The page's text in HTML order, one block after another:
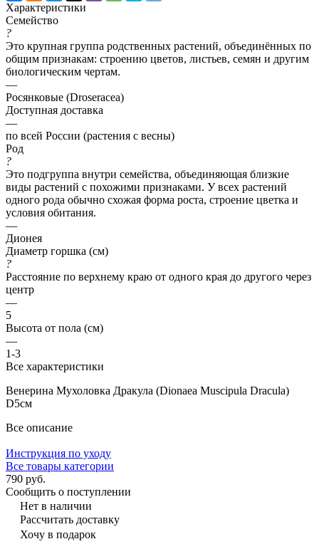
Характеристики
Семейство
?
Это крупная группа родственных растений, объединённых по
общим признакам: строению цветов, листьев, семян и другим
биологическим чертам.
—
Росянковые (Droseracea)
Доступная доставка
—
по всей России (растения с весны)
Род
?
Это подгруппа внутри семейства, объединяющая близкие
виды растений с похожими признаками. У всех растений
одного рода обычно схожая форма роста, строение цветка и
условия обитания.
—
Дионея
Диаметр горшка (см)
?
Расстояние по верхнему краю от одного края до другого через
центр
—
5
Высота от пола (см)
—
1-3
Все характеристики
Венерина Мухоловка Дракула (Dionaea Muscipula Dracula)
D5см
Все описание
Инструкция по уходу
Все товары категории
790 руб.
Сообщить о поступлении
Нет в наличии
Рассчитать доставку
Хочу в подарок